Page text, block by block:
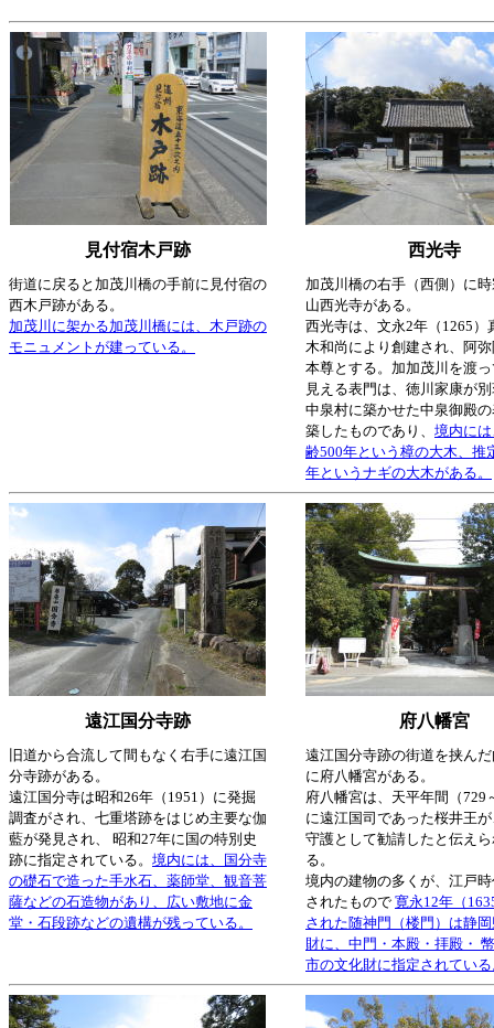
見付宿木戸跡 西光寺
街道に戻ると加茂川橋の手前に見付宿の
西木戸跡がある。
加茂川に架かる加茂川橋には、木戸跡の
モニュメントが建っている。
加茂川橋の右手（西側）に
山西光寺がある。
西光寺は、文永2年（1265）
木和尚により創建され、阿
本尊とする。加加茂川を渡
見える表門は、徳川家康が
中泉村に築かせた中泉御殿
築したものであり、 境内に
齢500年という樟の大木、推
年というナギの大木がある。
遠江国分寺跡 府八幡宮
旧道から合流して間もなく右手に遠江国
分寺跡がある。
遠江国分寺は昭和26年（1951）に発掘
調査がされ、七重塔跡をはじめ主要な伽
藍が発見され、 昭和27年に国の特別史
跡に指定されている。 境内には、国分寺
の礎石で造った手水石、薬師堂、観音菩
薩などの石造物があり、広い敷地に金
堂・石段跡などの遺構が残っている。
遠江国分寺跡の街道を挟ん
に府八幡宮がある。
府八幡宮は、天平年間（729
に遠江国司であった桜井王
守護として勧請したと伝え
る。
境内の建物の多くが、江戸
されたもので 寛永12年（
された随神門（楼門）は静
財に、中門・本殿・拝殿・
市の文化財に指定されてい